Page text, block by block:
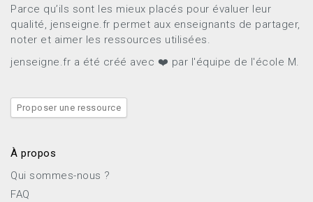
Parce qu’ils sont les mieux placés pour évaluer leur
qualité, jenseigne.fr permet aux enseignants de partager,
noter et aimer les ressources utilisées.
jenseigne.fr a été créé avec ❤️ par l'équipe de l'école M.
Proposer une ressource
À propos
Qui sommes-nous ?
FAQ